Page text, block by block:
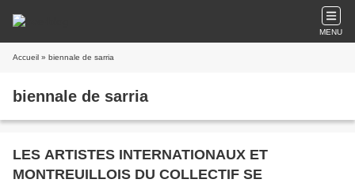
MENU
Accueil » biennale de sarria
biennale de sarria
LES ARTISTES INTERNATIONAUX ET
MONTREUILLOIS DU COLLECTIF SE